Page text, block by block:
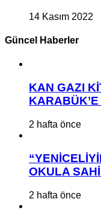
14 Kasım 2022
Güncel Haberler
KAN GAZI
2 hafta önce
OKULA
2 hafta önce